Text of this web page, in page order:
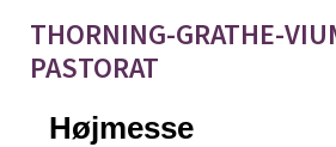
THORNING-GRATHE-
PASTORAT
Højmesse